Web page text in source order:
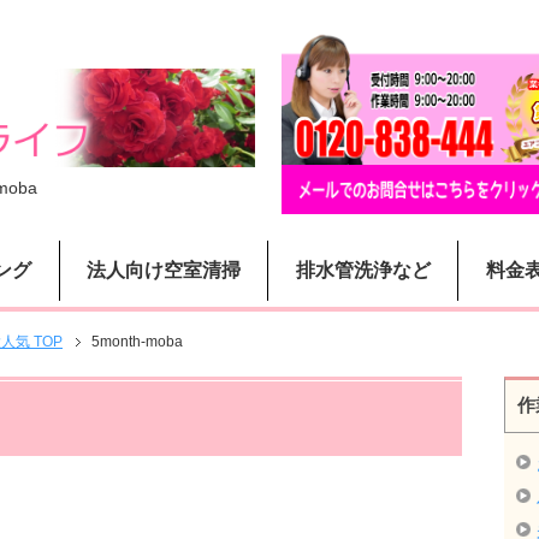
グ 法人向け空室清掃 排水管洗浄など 料金
気 TOP 5month-moba